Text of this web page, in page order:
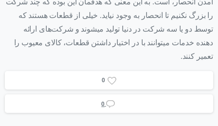
آمدن انحصار، است. به این معنی که هدفمان این بوده که چند شرکت
را بزرگ نکنیم تا انحصار به وجود نیاید. خیلی از قطعات هستند که
توسط دو یا سه شرکت در دنیا تولید می‎شوند و شرکت‌های ارائه
دهنده خدمات می‎توانند با در اختیار داشتن قطعات، کالای معیوب را
تعمیر کنند.
0
0